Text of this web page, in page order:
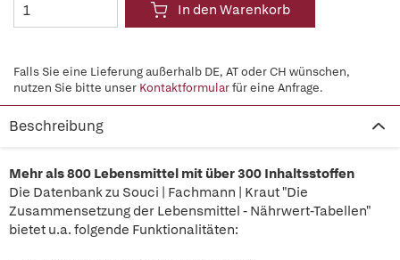
In den Warenkorb
Falls Sie eine Lieferung außerhalb DE, AT oder CH wünschen,
nutzen Sie bitte unser Kontaktformularfür eine Anfrage.
Beschreibung
Mehr als 800 Lebensmittel mit über 300 Inhaltsstoffen
Die Datenbank zu Souci | Fachmann | Kraut "Die
Zusammensetzung der Lebensmittel - Nährwert-Tabellen"
bietet u.a. folgende Funktionalitäten: